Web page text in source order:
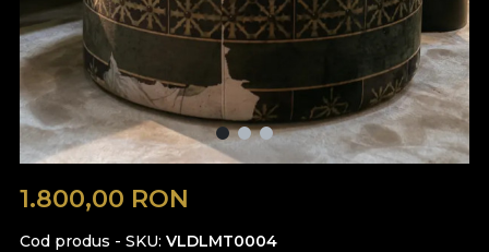
1.800,00 RON
Cod produs - SKU VLDLMT0004